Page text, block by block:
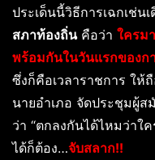
ประเด็นนี้วิธีการเฉกเช่นเ
สภาท้องถิ่นคือว่า ใครม
พร้อมกันในวันแรกของก
ซึ่งก็คือเวลาราชการ ให้
นายอำเภอ จัดประชุมผู้
ว่า “ตกลงกันได้ไหมว่าใ
ได้ก็ต้อง…จับสลาก!!